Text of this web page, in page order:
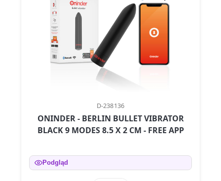
D-238136
ONINDER - BERLIN BULLET VIBRATOR
BLACK 9 MODES 8.5 X 2 CM - FREE APP
Podgląd